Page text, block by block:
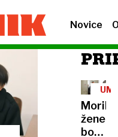
Novice
žene
bo